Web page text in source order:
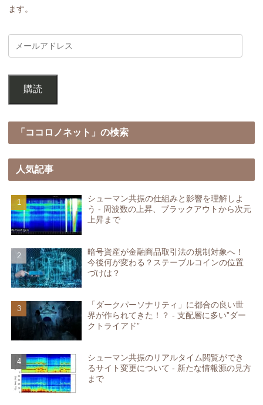
ます。
購読
「ココロノネット」の検索
人気記事
シューマン共振の仕組みと影響を理解しよ
う - 周波数の上昇、ブラックアウトから次元
上昇まで
暗号資産が金融商品取引法の規制対象へ！
今後何が変わる？ステーブルコインの位置
づけは？
「ダークパーソナリティ」に都合の良い世
界が作られてきた！？ - 支配層に多い”ダー
クトライアド”
シューマン共振のリアルタイム閲覧ができ
るサイト変更について - 新たな情報源の見方
まで